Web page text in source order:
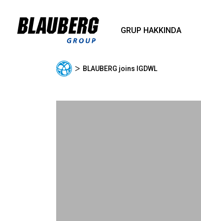
GRUP HAKKINDA
ᐳ BLAUBERG joins IGDWL